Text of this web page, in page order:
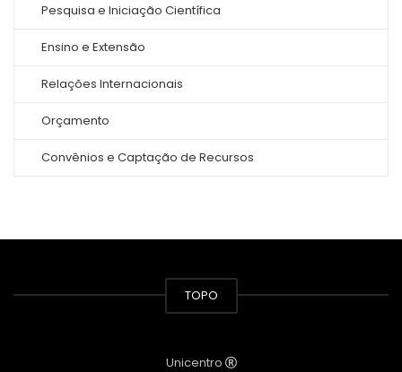
Pesquisa e Iniciação Científica
Ensino e Extensão
Relações Internacionais
Orçamento
Convênios e Captação de Recursos
TOPO
Unicentro